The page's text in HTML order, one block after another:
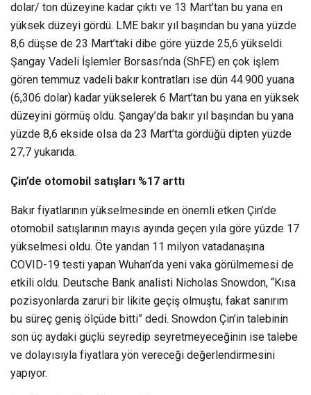
dolar/ ton düzeyine kadar çıktı ve 13 Mart’tan bu yana en
yüksek düzeyi gördü. LME bakır yıl başından bu yana yüzde
8,6 düşse de 23 Mart’taki dibe göre yüzde 25,6 yükseldi.
Şangay Vadeli İşlemler Borsası’nda (ShFE) en çok işlem
gören temmuz vadeli bakır kontratları ise dün 44.900 yuana
(6,306 dolar) kadar yükselerek 6 Mart’tan bu yana en yüksek
düzeyini görmüş oldu. Şangay’da bakır yıl başından bu yana
yüzde 8,6 ekside olsa da 23 Mart’ta gördüğü dipten yüzde
27,7 yukarıda.
Çin’de otomobil satışları %17 arttı
Bakır fiyatlarının yükselmesinde en önemli etken Çin’de
otomobil satışlarının mayıs ayında geçen yıla göre yüzde 17
yükselmesi oldu. Öte yandan 11 milyon vatadanaşına
COVID-19 testi yapan Wuhan’da yeni vaka görülmemesi de
etkili oldu. Deutsche Bank analisti Nicholas Snowdon, “Kısa
pozisyonlarda zaruri bir likite geçiş olmuştu, fakat sanırım
bu süreç geniş ölçüde bitti” dedi. Snowdon Çin’in talebinin
son üç aydaki güçlü seyredip seyretmeyeceğinin ise talebe
ve dolayısıyla fiyatlara yön vereceği değerlendirmesini
yapıyor.